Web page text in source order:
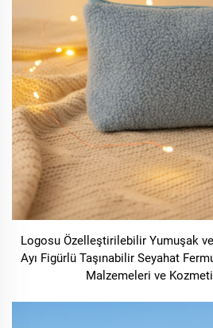
Logosu Özelleştirilebilir Yumuşak
Ayı Figürlü Taşınabilir Seyahat
Malzemeleri ve